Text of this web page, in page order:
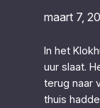
maart 7,
In het
uur slaat.
terug naar
thuis